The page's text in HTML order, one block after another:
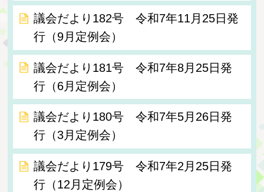
議会だより182号 令和7年11月25日発
行（9月定例会）
議会だより181号 令和7年8月25日発
行（6月定例会）
議会だより180号 令和7年5月26日発
行（3月定例会）
議会だより179号 令和7年2月25日発
行（12月定例会）